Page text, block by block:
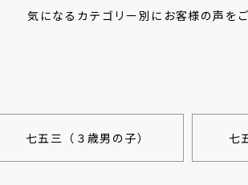
気になるカテゴリー別にお客様の声を
七五三（３歳男の子） 七